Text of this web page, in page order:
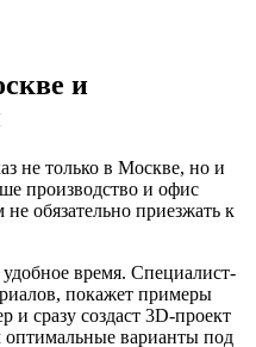
и
не только в Москве, но и
производство и офис
обязательно приезжать к
время. Специалист-
покажет примеры
сразу создаст 3D-проект
варианты под